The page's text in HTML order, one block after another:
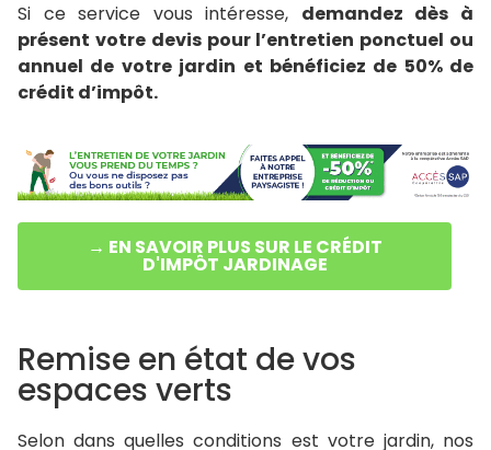
Si ce service vous intéresse, demandez dès à
présent votre devis pour l’entretien ponctuel ou
annuel de votre jardin et bénéficiez de 50% de
crédit d’impôt.
→ EN SAVOIR PLUS SUR LE CRÉDIT
D'IMPÔT JARDINAGE
Remise en état de vos
espaces verts
Selon dans quelles conditions est votre jardin, nos